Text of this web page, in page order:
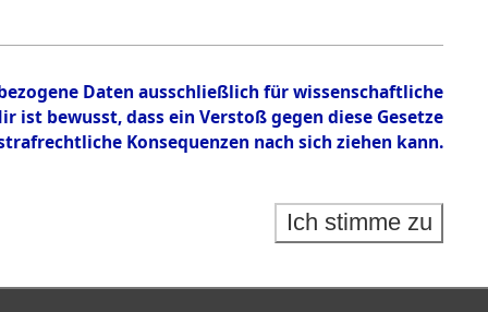
Daten ausschließlich für wissenschaftliche
bewusst, dass ein Verstoß gegen diese Gesetze
Konsequenzen nach sich ziehen kann.
Ich stimme zu